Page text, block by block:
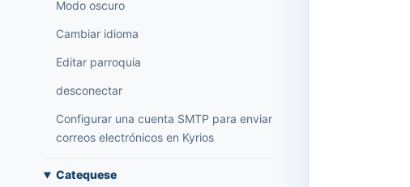
Modo oscuro
Cambiar idioma
Editar parroquia
desconectar
Configurar una cuenta SMTP para enviar
correos electrónicos en Kyrios
Catequese